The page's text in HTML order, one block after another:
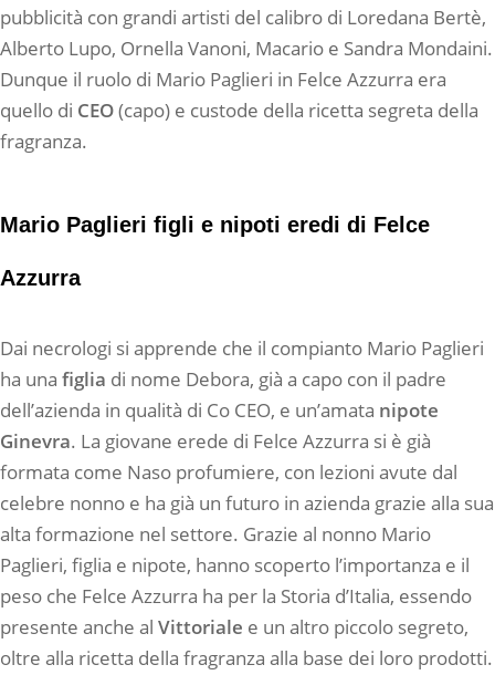
pubblicità con grandi artisti del calibro di Loredana Bertè,
Alberto Lupo, Ornella Vanoni, Macario e Sandra Mondaini.
Dunque il ruolo di Mario Paglieri in Felce Azzurra era
quello di CEO(capo) e custode della ricetta segreta della
fragranza.
Mario Paglieri figli e nipoti eredi di Felce
Azzurra
Dai necrologi si apprende che il compianto Mario Paglieri
ha una figlia di nome Debora, già a capo con il padre
dell’azienda in qualità di Co CEO, e un’amata nipote
Ginevra. La giovane erede di Felce Azzurra si è già
formata come Naso profumiere, con lezioni avute dal
celebre nonno e ha già un futuro in azienda grazie alla sua
alta formazione nel settore. Grazie al nonno Mario
Paglieri, figlia e nipote, hanno scoperto l’importanza e il
peso che Felce Azzurra ha per la Storia d’Italia, essendo
presente anche al Vittoriale e un altro piccolo segreto,
oltre alla ricetta della fragranza alla base dei loro prodotti.